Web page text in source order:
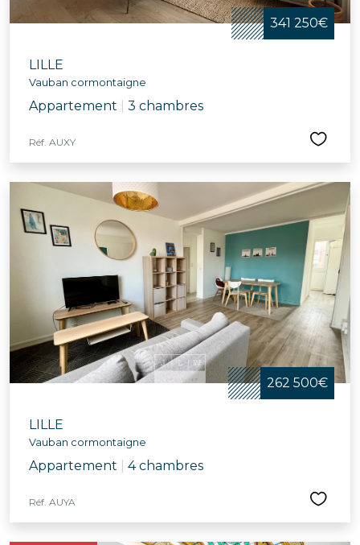
341 250€
LILLE
Vauban cormontaigne
Appartement 3 chambres
Réf. AUXY
262 500€
LILLE
Vauban cormontaigne
Appartement 4 chambres
Réf. AUYA